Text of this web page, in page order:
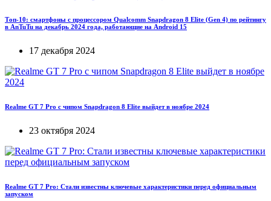
Топ-10: смартфоны с процессором Qualcomm Snapdragon 8 Elite (Gen 4) по рейтингу
в AnTuTu на декабрь 2024 года, работающие на Android 15
17 декабря 2024
Realme GT 7 Pro с чипом Snapdragon 8 Elite выйдет в ноябре 2024
23 октября 2024
Realme GT 7 Pro: Стали известны ключевые характеристики перед официальным
запуском